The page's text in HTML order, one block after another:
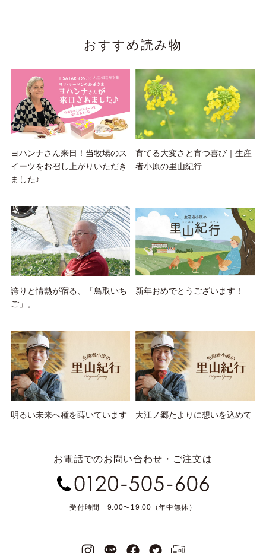
おすすめ読み物
ヨハンナさん来日！当牧場のス
イーツをお召し上がりいただき
ました♪
育てる大変さと育つ喜び｜生産
者小原の里山紀行
誇りと情熱が宿る、「鳥取いち
ご」。
新年おめでとうございます！
明るい未来へ種を蒔いています 大江ノ郷たよりに想いを込めて
お電話でのお問い合わせ・ご注文は
受付時間 9:00〜19:00（年中無休）